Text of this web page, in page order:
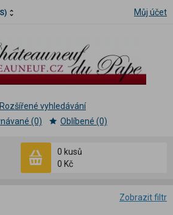
Můj účet
0 kusů
0 Kč
Rozšířené vyhledávání
(0)
Oblíbené (0)
Zobrazit filtr